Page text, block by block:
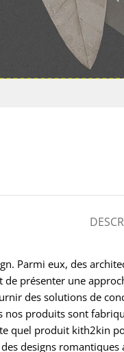
Parmi eux, des
de présenter une
des solutions de
nos produits sont
quel produit kith2kin
designs romantiques